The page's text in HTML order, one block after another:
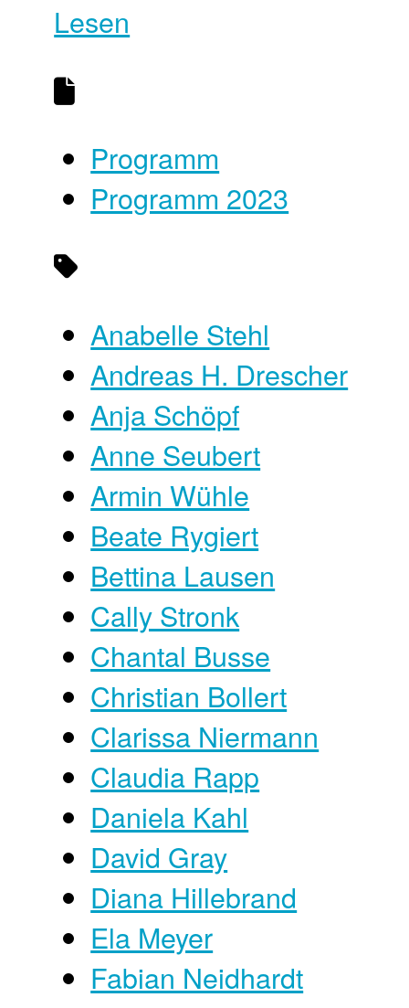
Lesen
Programm
Programm 2023
Anabelle Stehl
Andreas H. Drescher
Anja Schöpf
Anne Seubert
Armin Wühle
Beate Rygiert
Bettina Lausen
Cally Stronk
Chantal Busse
Christian Bollert
Clarissa Niermann
Claudia Rapp
Daniela Kahl
David Gray
Diana Hillebrand
Ela Meyer
Fabian Neidhardt